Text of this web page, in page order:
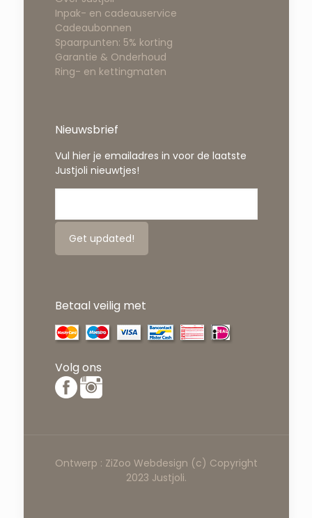
Inpak- en cadeauservice
Cadeaubonnen
Spaarpunten: 5% korting
Garantie & Onderhoud
Ring- en kettingmaten
Nieuwsbrief
Vul hier je emailadres in voor de laatste
Justjoli nieuwtjes!
Betaal veilig met
Volg ons
Ontwerp : ZiZoo Webdesign (c) Copyright
2023 Justjoli.